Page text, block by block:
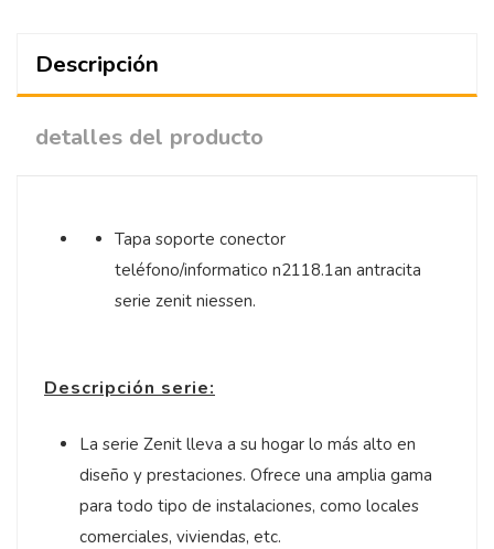
Descripción
detalles del producto
Tapa soporte conector
teléfono/informatico n2118.1an antracita
serie zenit niessen.
Descripción serie:
La serie Zenit lleva a su hogar lo más alto en
diseño y prestaciones. Ofrece una amplia gama
para todo tipo de instalaciones, como locales
comerciales, viviendas, etc.